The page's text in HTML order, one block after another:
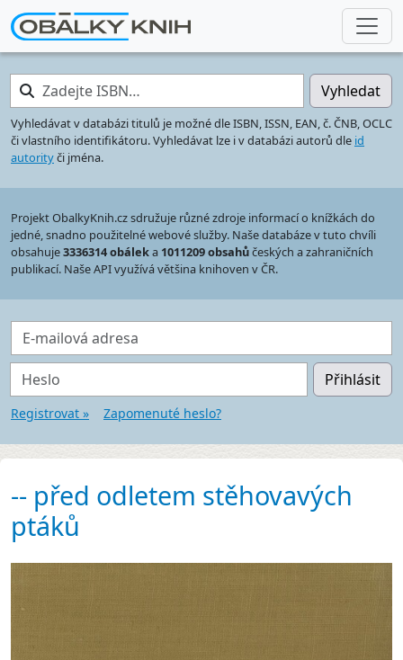
Zadejte ISBN… Vyhledat
Vyhledávat v databázi titulů je možné dle ISBN, ISSN, EAN, č. ČNB, OCLC
či vlastního identifikátoru. Vyhledávat lze i v databázi autorů dle id
autorityči jména.
Projekt ObalkyKnih.cz sdružuje různé zdroje informací o knížkách do
jedné, snadno použitelné webové služby. Naše databáze v tuto chvíli
obsahuje3336314 obáleka 1011209 obsahůčeských a zahraničních
publikací. Naše API využívá většina knihoven v ČR.
E-mailová adresa
Heslo Přihlásit
Registrovat » Zapomenuté heslo?
-- před odletem stěhovavých
ptáků